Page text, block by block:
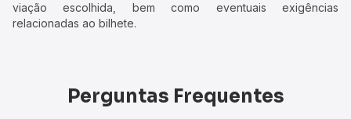
viação escolhida, bem como eventuais exigências
relacionadas ao bilhete.
Perguntas Frequentes